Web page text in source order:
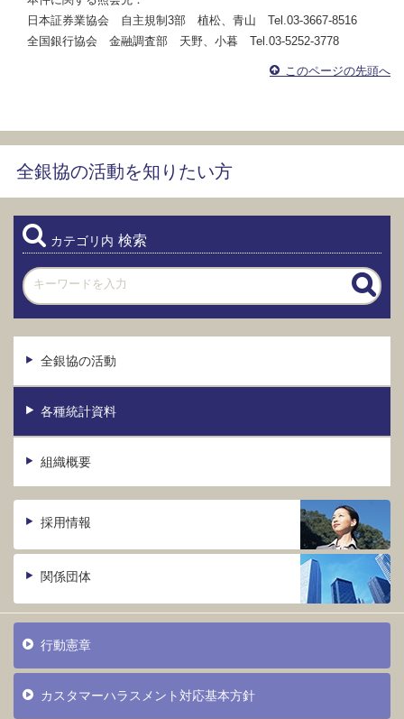
日本証券業協会 自主規制3部 植松、青山 Tel.03-3667-8516
全国銀行協会 金融調査部 天野、小暮 Tel.03-5252-3778
このページの先頭へ
全銀協の活動を知りたい方
カテゴリ内 検索
全銀協の活動
各種統計資料
組織概要
採用情報
関係団体
行動憲章
カスタマーハラスメント対応基本方針